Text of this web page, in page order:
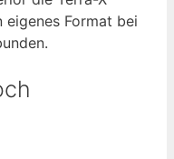
Format bei